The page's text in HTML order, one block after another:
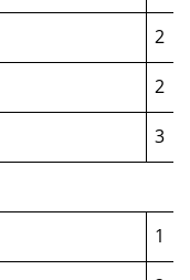
2
2
3
1